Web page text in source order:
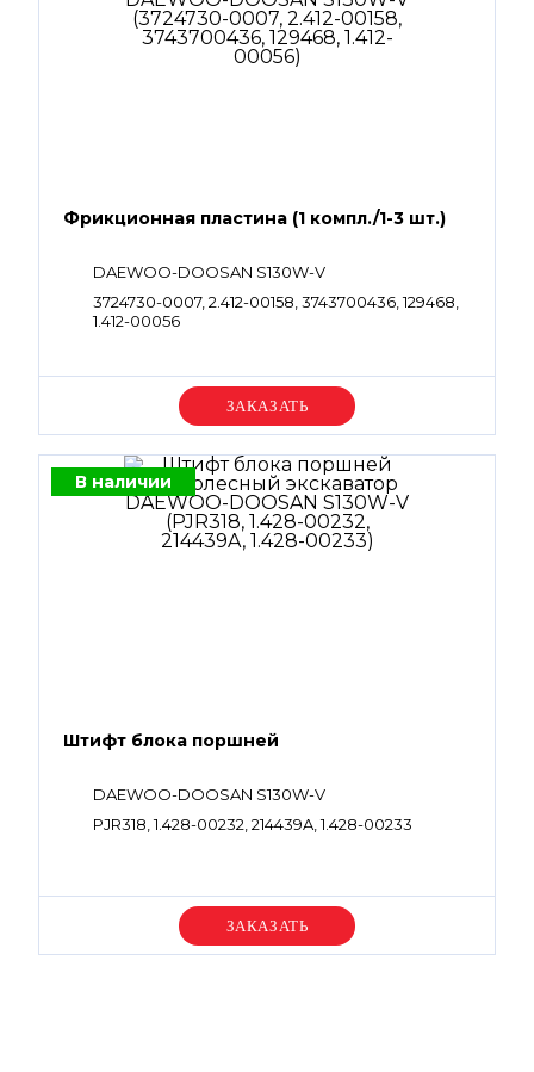
Фрикционная пластина (1 компл./1-3 шт.)
DAEWOO-DOOSAN S130W-V
3724730-0007, 2.412-00158, 3743700436, 129468,
1.412-00056
Уточняйте цену
В наличии
Штифт блока поршней
DAEWOO-DOOSAN S130W-V
PJR318, 1.428-00232, 214439A, 1.428-00233
Уточняйте цену